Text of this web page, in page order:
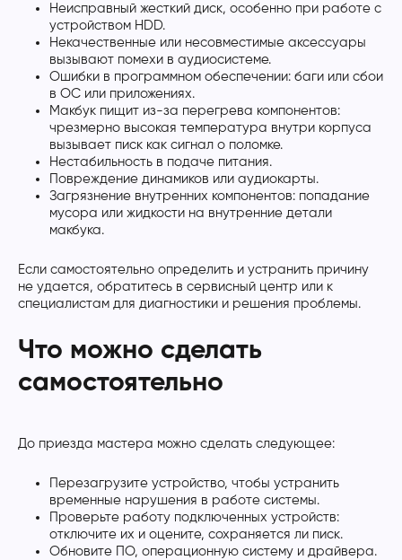
Неисправный жесткий диск, особенно при работе с
устройством HDD.
Некачественные или несовместимые аксессуары
вызывают помехи в аудиосистеме.
Ошибки в программном обеспечении: баги или сбои
в ОС или приложениях.
Макбук пищит из-за перегрева компонентов:
чрезмерно высокая температура внутри корпуса
вызывает писк как сигнал о поломке.
Нестабильность в подаче питания.
Повреждение динамиков или аудиокарты.
Загрязнение внутренних компонентов: попадание
мусора или жидкости на внутренние детали
макбука.
Если самостоятельно определить и устранить причину
не удается, обратитесь в сервисный центр или к
специалистам для диагностики и решения проблемы.
Что можно сделать
самостоятельно
До приезда мастера можно сделать следующее:
Перезагрузите устройство, чтобы устранить
временные нарушения в работе системы.
Проверьте работу подключенных устройств:
отключите их и оцените, сохраняется ли писк.
Обновите ПО, операционную систему и драйвера.